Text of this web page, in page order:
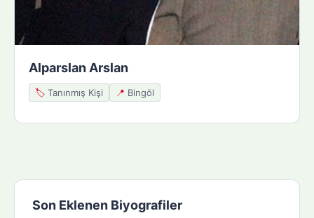
Alparslan Arslan
🏷️ Tanınmış Kişi 📍 Bingöl
Son Eklenen Biyografiler